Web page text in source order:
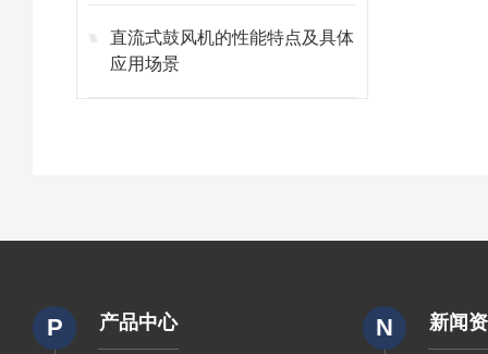
直流式鼓风机的性能特点及具体
应用场景
P 产品中心 N 新闻